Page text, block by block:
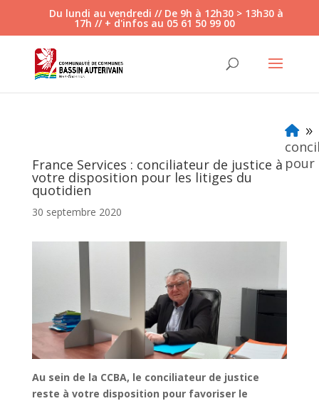
Web
Du lundi au vendredi // De 9h à 12h30 > 13h30 à
17h // + d'infos au 05 61 50 99 00
France Services : conciliateur de justice à
votre disposition pour les litiges du
quotidien
30 septembre 2020
Au sein de la CCBA, le conciliateur de justice
reste à votre disposition pour favoriser le
9
pour